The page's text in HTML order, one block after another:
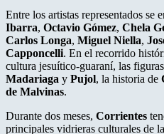
Entre los artistas representados se
Ibarra, Octavio Gómez, Chela
Carlos Longa, Miguel Niella,
Capponcelli. En el recorrido
cultura jesuítico-guaraní, las
Madariaga y Pujol, la historia de
de Malvinas.
Durante dos meses, Corrientes
principales vidrieras culturales de la